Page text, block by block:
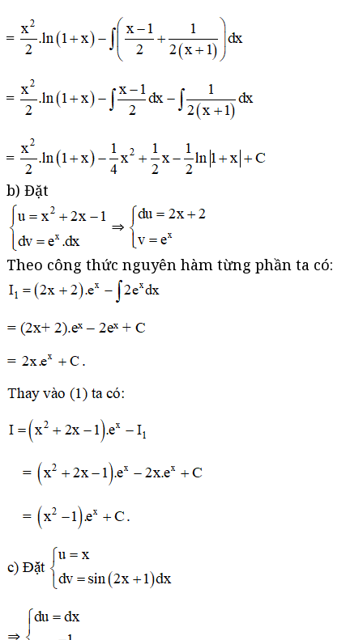
b) Đặt
Theo công thức nguyên hàm từng phần ta có: